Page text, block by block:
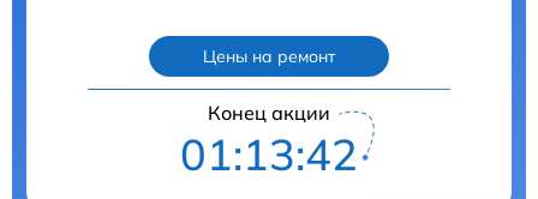
Цены на ремонт
Конец акции
01:13:41